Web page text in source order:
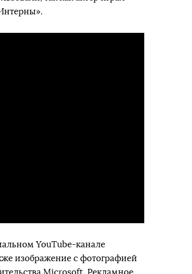
YouTube-канале
изображение с фотографией
Microsoft. Рекламное